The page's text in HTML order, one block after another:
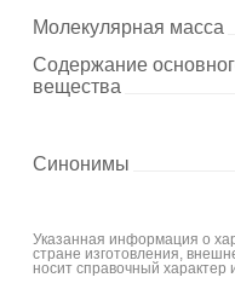
Молекулярная масса
Содержание
вещества
Синонимы
Указанная информация о
стране изготовления,
носит справочный